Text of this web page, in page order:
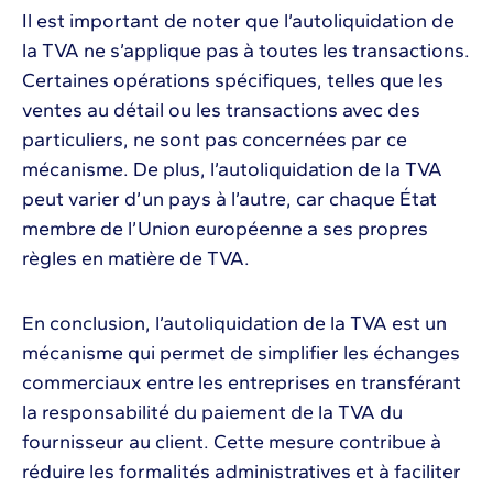
Il est important de noter que l’autoliquidation de
la TVA ne s’applique pas à toutes les transactions.
Certaines opérations spécifiques, telles que les
ventes au détail ou les transactions avec des
particuliers, ne sont pas concernées par ce
mécanisme. De plus, l’autoliquidation de la TVA
peut varier d’un pays à l’autre, car chaque État
membre de l’Union européenne a ses propres
règles en matière de TVA.
En conclusion, l’autoliquidation de la TVA est un
mécanisme qui permet de simplifier les échanges
commerciaux entre les entreprises en transférant
la responsabilité du paiement de la TVA du
fournisseur au client. Cette mesure contribue à
réduire les formalités administratives et à faciliter